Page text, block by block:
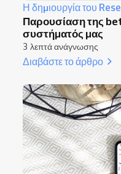
Η δημιουργία του
Παρουσίαση της
συστήματός μας
3 λεπτά ανάγνωσης
Διαβάστε το άρθρο